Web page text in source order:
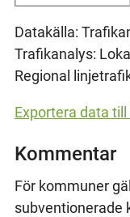
Datakälla:
Trafikanalys:
Regional
Exportera data till
Kommentar
För kommuner
subventionerade